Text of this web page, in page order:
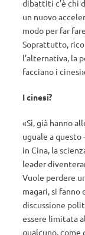
dibattiti c’è chi
un nuovo
modo per far
Soprattutto,
l’alternativa, la
facciano i
I cinesi?
«Sì, già hanno
uguale a questo
in Cina, la
leader
Vuole perdere
magari, si fanno
discussione
essere limitata
qualcuno, come